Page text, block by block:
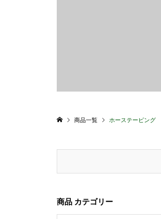
商品一覧 ホーステーピング
商品 カテゴリー